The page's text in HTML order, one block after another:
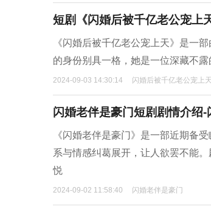
短剧《闪婚后被千亿老公宠上
《闪婚后被千亿老公宠上天》是一
的身份别具一格，她是一位深藏不
2024-09-03 14:30:14 闪婚后被千亿老公宠上天
闪婚老伴是豪门短剧剧情介绍
《闪婚老伴是豪门》是一部近期备
系与情感纠葛展开，让人欲罢不能
悦
2024-09-02 11:58:40 闪婚老伴是豪门